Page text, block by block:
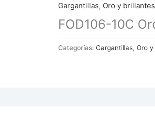
Gargantillas, Oro y brillantes
FOD106-10C
Categorías: Gargantillas, Oro